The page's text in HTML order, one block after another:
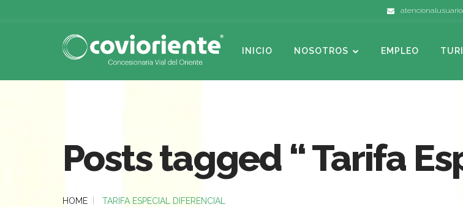
INICIO NOSOTROS EMPLEO
Posts tagged “ Tarifa
HOME TARIFA ESPECIAL DIFERENCIAL